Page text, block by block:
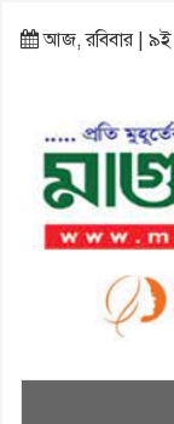
আজ, রবিবার | ৯ই